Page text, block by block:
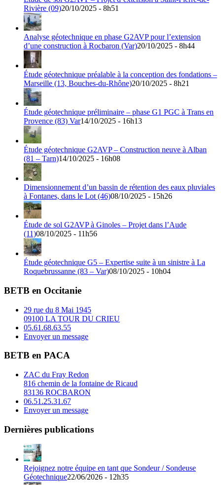
Rivière (09)20/10/2025 - 8h51
Analyse géotechnique en phase G2AVP pour l’extension
d’une construction à Rocbaron (Var)20/10/2025 - 8h44
Étude géotechnique préalable à la conception des fondations –
Marseille (13, Bouches-du-Rhône)20/10/2025 - 8h21
Étude géotechnique préliminaire – phase G1 PGC à Trans en
Provence (83) Var14/10/2025 - 16h13
Étude géotechnique G2AVP – Construction neuve à Alban
(81 – Tarn)14/10/2025 - 16h08
Dimensionnement d’un bassin de rétention des eaux pluviales
à Fontanes, dans le Lot (46)08/10/2025 - 15h26
Étude de sol G2AVP à Ginoles – Projet dans l’Aude
(11)08/10/2025 - 11h56
Étude géotechnique G5 – Expertise suite à un sinistre à La
Roquebrussanne (83 – Var)08/10/2025 - 10h04
BETB en Occitanie
29 rue du 8 Mai 1945
09100 LA TOUR DU CRIEU
05.61.68.63.55
Envoyer un message
BETB en PACA
ZAC du Fray Redon
816 chemin de la fontaine de Ricaud
83136 ROCBARON
06.51.25.31.67
Envoyer un message
Dernières publications
Rejoignez notre équipe en tant que Sondeur / Sondeuse
Géotechnique22/06/2026 - 12h35